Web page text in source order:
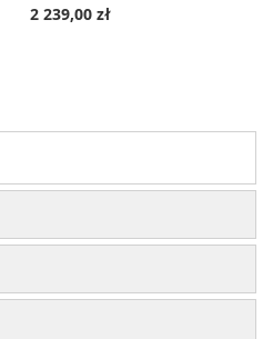
2 239,00 zł